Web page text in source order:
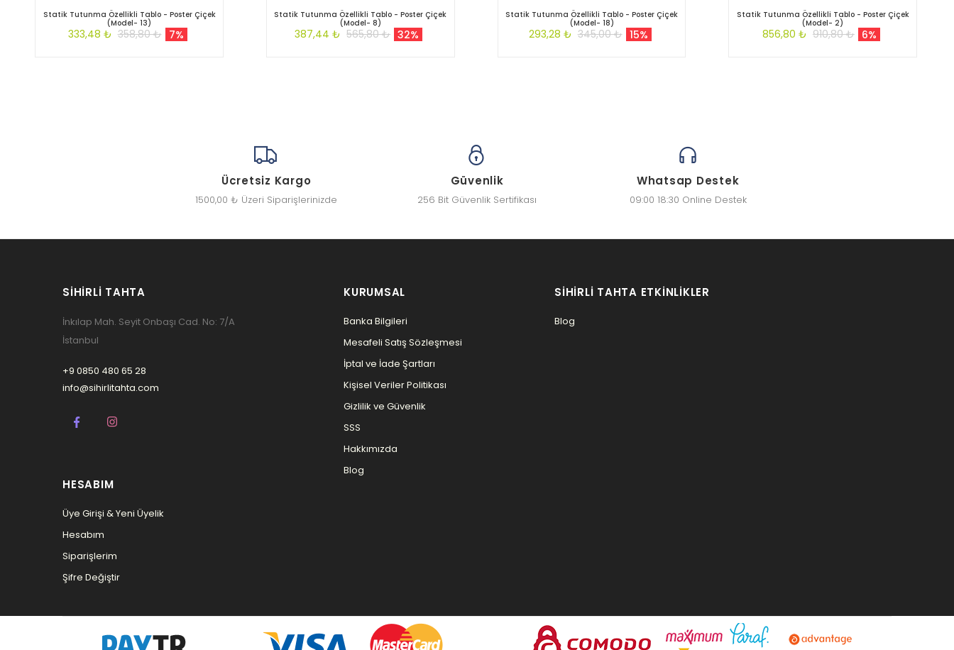
Statik Tutunma Özellikli Tablo - Poster Çiçek
(Model- 13)
333,48 ₺ 358,80 ₺ 7%
Statik Tutunma Özellikli Tablo - Poster Çiçek
(Model- 8)
387,44 ₺ 565,80 ₺ 32%
Statik Tutunma Özellikli Tablo - Poster Çiçek
(Model- 18)
293,28 ₺ 345,00 ₺ 15%
Statik Tutunma Özellikli Tablo - Poster Çiçek
(Model- 2)
856,80 ₺ 910,80 ₺ 6%
Ücretsiz Kargo
1500,00 ₺ Üzeri Siparişlerinizde
Güvenlik
256 Bit Güvenlik Sertifikası
Whatsap Destek
09:00 18:30 Online Destek
SIHIRLI TAHTA
İnkılap Mah. Seyit Onbaşı Cad. No: 7/A
İstanbul
+9 0850 480 65 28
info@sihirlitahta.com
KURUMSAL
Banka Bilgileri
Mesafeli Satış Sözleşmesi
İptal ve İade Şartları
Kişisel Veriler Politikası
Gizlilik ve Güvenlik
SSS
Hakkımızda
Blog
SIHIRLI TAHTA ETKINLIKLER
Blog
HESABIM
Üye Girişi & Yeni Üyelik
Hesabım
Siparişlerim
Şifre Değiştir